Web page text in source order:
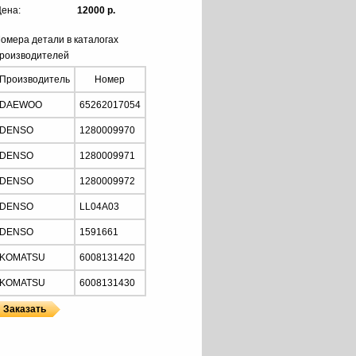
12000 р.
детали в каталогах
Производитель Номер
DAEWOO 65262017054
DENSO 1280009970
DENSO 1280009971
DENSO 1280009972
DENSO LL04A03
DENSO 1591661
KOMATSU 6008131420
KOMATSU 6008131430